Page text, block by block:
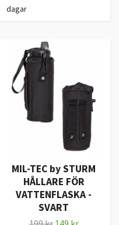
dagar
MIL-TEC by STURM
HÅLLARE FÖR
VATTENFLASKA -
SVART